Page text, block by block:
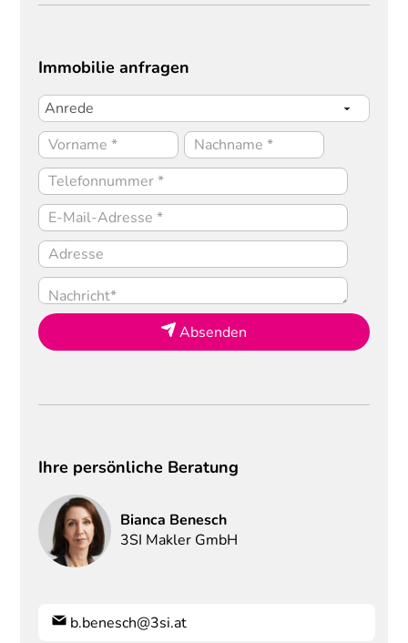
Immobilie anfragen
Absenden
Ihre persönliche Beratung
Bianca Benesch
3SI Makler GmbH
b.benesch@3si.at